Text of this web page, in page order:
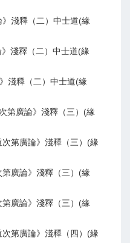
淺釋（二）中士道(緣
淺釋（二）中士道(緣
淺釋（二）中士道(緣
第廣論》淺釋（三）(緣
第廣論》淺釋（三）(緣
廣論》淺釋（三）(緣
廣論》淺釋（三）(緣
第廣論》淺釋（四）(緣